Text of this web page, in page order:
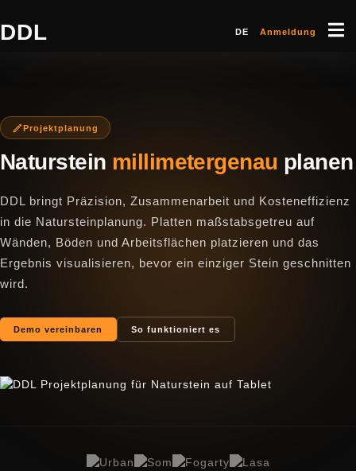
DDL DE Anmeldung
Projektplanung
Naturstein millimetergenau planen
DDL bringt Präzision, Zusammenarbeit und Kosteneffizienz
in die Natursteinplanung. Platten maßstabsgetreu auf
Wänden, Böden und Arbeitsflächen platzieren und das
Ergebnis visualisieren, bevor ein einziger Stein geschnitten
wird.
Demo vereinbaren So funktioniert es